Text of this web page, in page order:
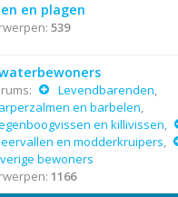
en plagen
539
Levendbarenden,
en barbelen,
en killivissen,
en modderkruipers,
bewoners
1166